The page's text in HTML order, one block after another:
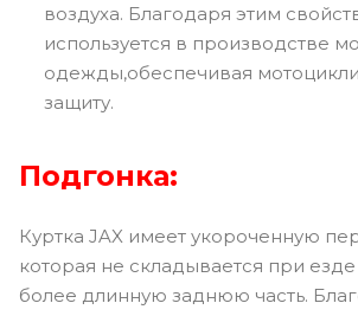
воздуха. Благодаря этим
используется в производстве
одежды,обеспечивая
защиту.
Подгонка:
Куртка JAX имеет укороченную
которая не складывается при
более длинную заднюю часть.